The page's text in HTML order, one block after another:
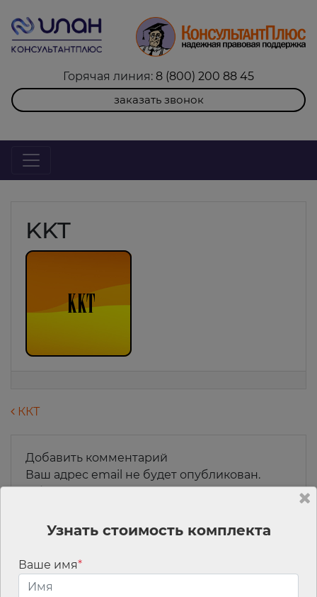
Горячая линия: 8 (800) 200 88 45
заказать звонок
KKT
Навигация по записям
ККТ
Добавить комментарий
Ваш адрес email не будет опубликован.
Обязательные поля помечены*
Узнать стоимость комплекта
Ваше имя*